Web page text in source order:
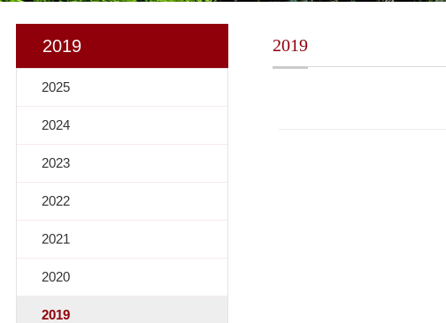
2019
2025
2024
2023
2022
2021
2020
2019
2019